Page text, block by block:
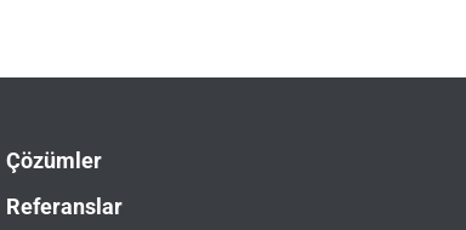
Çözümler
Referanslar